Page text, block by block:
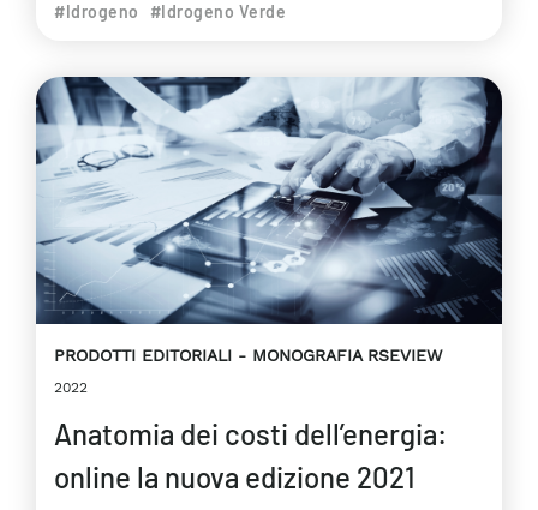
#Idrogeno
#Idrogeno Verde
PRODOTTI EDITORIALI MONOGRAFIA RSEVIEW
2022
Anatomia dei costi dell’energia:
online la nuova edizione 2021